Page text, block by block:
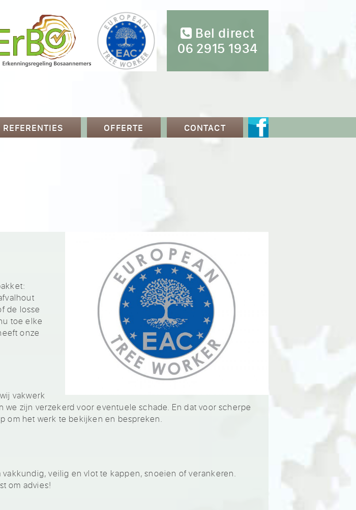
Bel direct
06 2915 1934
REFERENTIES OFFERTE CONTACT
de losse
toe elke
onze
vakwerk
zijn verzekerd voor eventuele schade. En dat voor scherpe
om het werk te bekijken en bespreken.
veilig en vlot te kappen, snoeien of verankeren.
om advies!